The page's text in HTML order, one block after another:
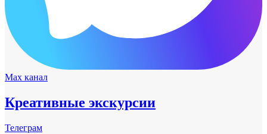
Max канал
Креативные экскурсии
Телеграм